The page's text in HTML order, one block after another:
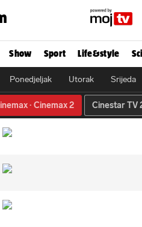
Show Sport Life&style
Ponedjeljak Utorak Srijeda
Cinemax 2 Cinestar TV